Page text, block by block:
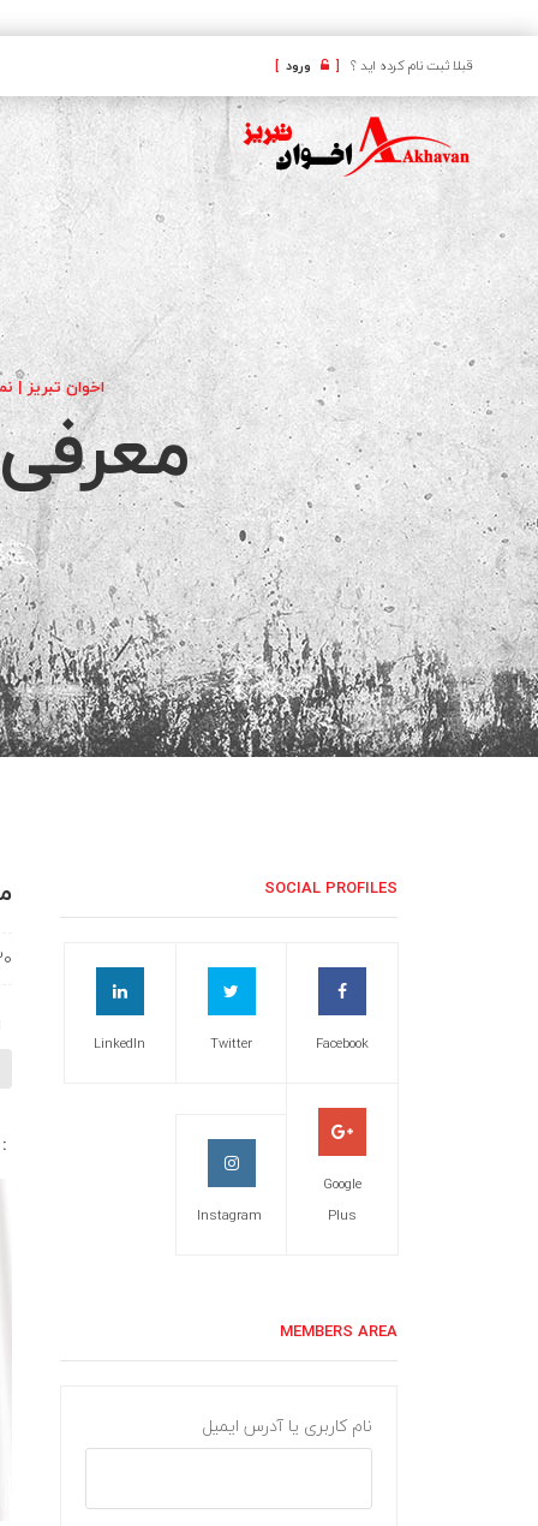
قبلا ثبت نام کرده اید ؟ [ ورود]
اخوان تبریز |
SOCIAL PROFILES
Facebook
Twitter
LinkedIn
Google
Plus
Instagram
MEMBERS AREA
نام کاربری یا آدرس ایمیل